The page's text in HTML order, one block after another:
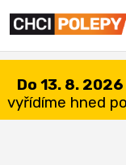
Do 13. 8.
vyřídíme hned